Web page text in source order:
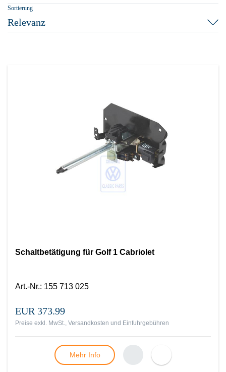
Sortierung
Relevanz
Schaltbetätigung für Golf 1 Cabriolet
Art.-Nr.: 155 713 025
EUR 373.99
Preise exkl. MwSt., Versandkosten und Einfuhrgebühren
Mehr Info